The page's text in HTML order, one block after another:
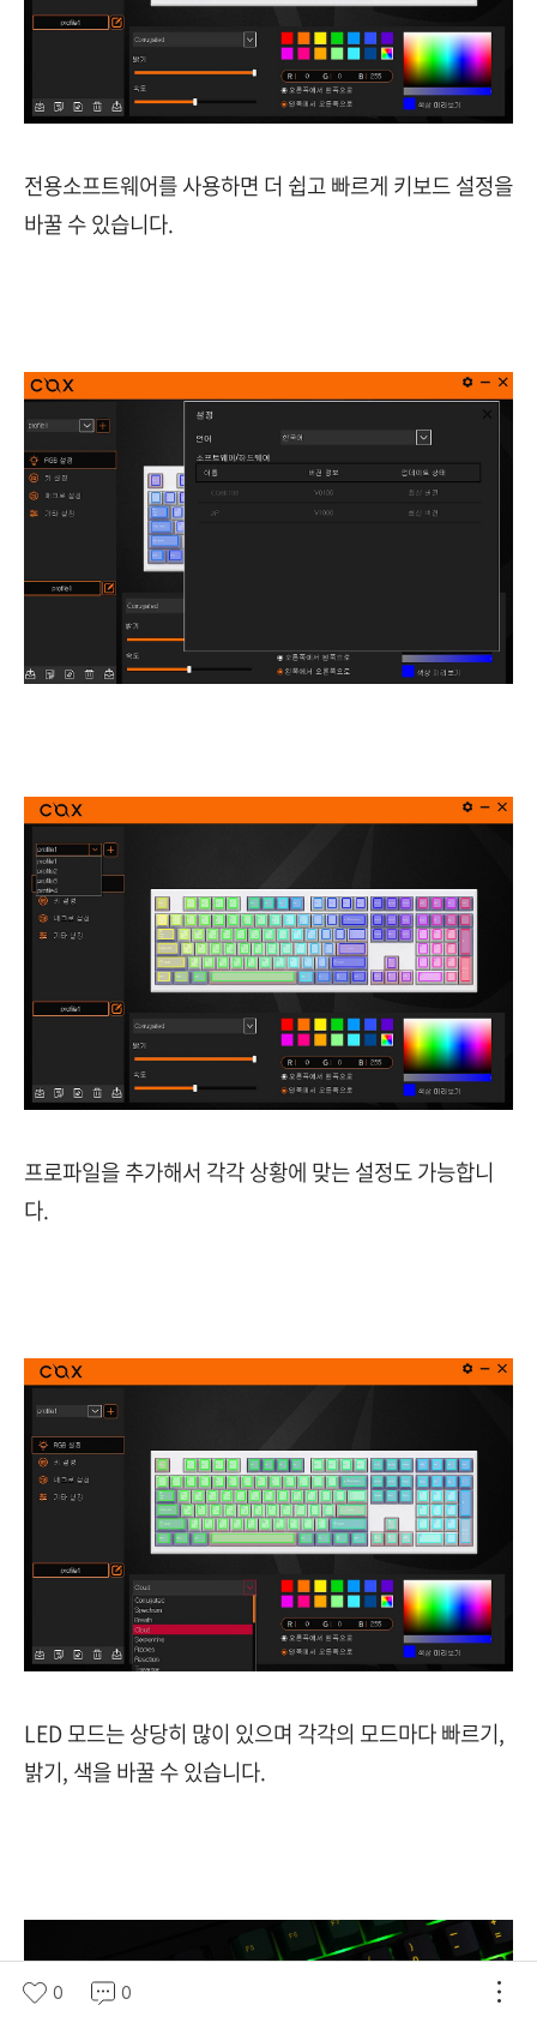
전용소프트웨어를 사용하면 더 쉽고 빠르게 키보드 설정을
바꿀 수 있습니다.
프로파일을 추가해서 각각 상황에 맞는 설정도 가능합니
다.
LED 모드는 상당히 많이 있으며 각각의 모드마다 빠르기,
밝기, 색을 바꿀 수 있습니다.
0 0